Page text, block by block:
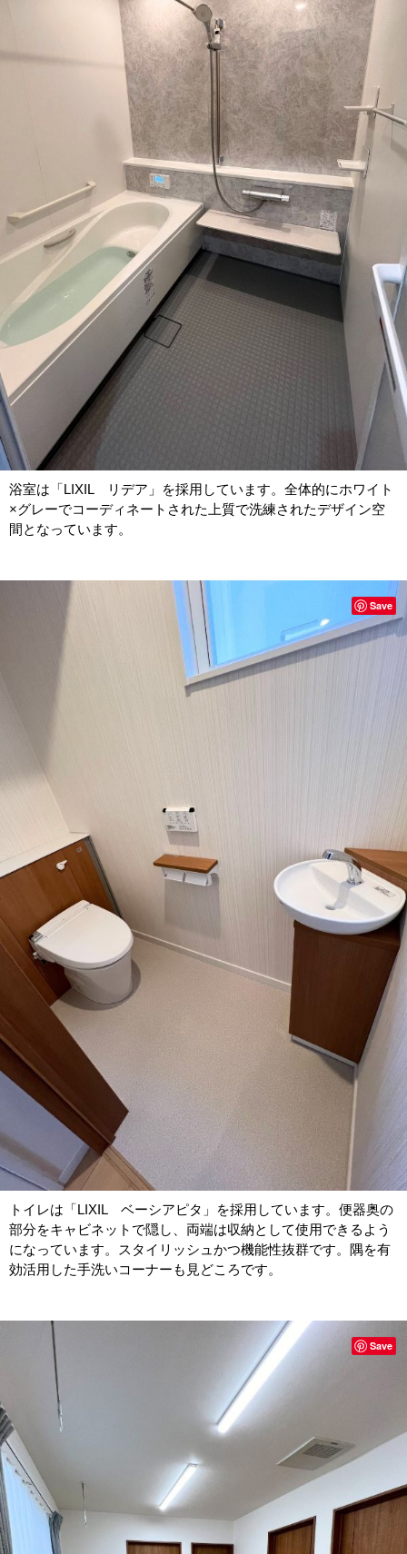
浴室は「LIXIL リデア」を採用しています。全体的にホワイト
×グレーでコーディネートされた上質で洗練されたデザイン空
間となっています。
トイレは「LIXIL ベーシアピタ」を採用しています。便器奥の
部分をキャビネットで隠し、両端は収納として使用できるよう
になっています。スタイリッシュかつ機能性抜群です。隅を有
効活用した手洗いコーナーも見どころです。
Save
Save